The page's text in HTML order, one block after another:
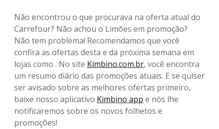
Não encontrou o que procurava na oferta atual do
Carrefour? Não achou o Limões em promoção?
Não tem problema! Recomendamos que você
confira as ofertas desta e da próxima semana em
lojas como . No site Kimbino.com.br, você encontra
um resumo diário das promoções atuais. E se quiser
ser avisado sobre as melhores ofertas primeiro,
baixe nosso aplicativo Kimbino app e nós lhe
notificaremos sobre os novos folhetos e
promoções!